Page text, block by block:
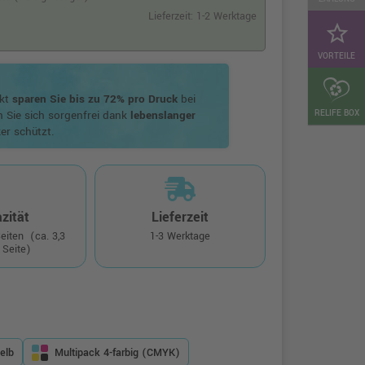
star_border
VORTEILE
RELIFE BOX
Lieferzeit: 1-2 Werktage
sparen Sie bis zu 72% pro Druck bei
Sie sich sorgenfrei dank lebenslanger
schützt.
(ca. 3,3
Lieferzeit
1-3 Werktage
Multipack 4-farbig (CMYK)